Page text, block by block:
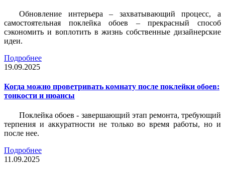
Обновление интерьера – захватывающий процесс, а
самостоятельная поклейка обоев – прекрасный способ
сэкономить и воплотить в жизнь собственные дизайнерские
идеи.
Подробнее
19.09.2025
Когда можно проветривать комнату после поклейки обоев:
тонкости и нюансы
Поклейка обоев - завершающий этап ремонта, требующий
терпения и аккуратности не только во время работы, но и
после нее.
Подробнее
11.09.2025